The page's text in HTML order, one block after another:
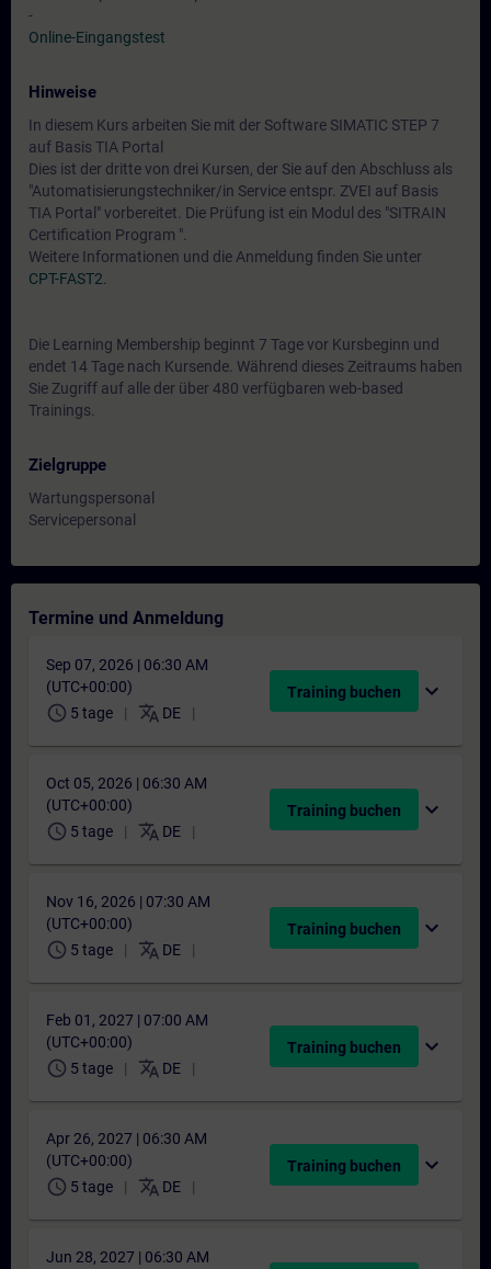
-
Online-Eingangstest
Hinweise
In diesem Kurs arbeiten Sie mit der Software SIMATIC STEP 7
auf Basis TIA Portal
Dies ist der dritte von drei Kursen, der Sie auf den Abschluss als
"Automatisierungstechniker/in Service entspr. ZVEI auf Basis
TIA Portal" vorbereitet. Die Prüfung ist ein Modul des "SITRAIN
Certification Program ".
Weitere Informationen und die Anmeldung finden Sie unter
CPT-FAST2
Die Learning Membership beginnt 7 Tage vor Kursbeginn und
endet 14 Tage nach Kursende. Während dieses Zeitraums haben
Sie Zugriff auf alle der über 480 verfügbaren web-based
Trainings.
Zielgruppe
Wartungspersonal
Servicepersonal
Termine und Anmeldung
Sep 07, 2026 | 06:30 AM
(UTC+00:00)
schedule 5 tage translate DE
Training buchen expand_more
Oct 05, 2026 | 06:30 AM
(UTC+00:00)
schedule 5 tage translate DE
Training buchen expand_more
Nov 16, 2026 | 07:30 AM
(UTC+00:00)
schedule 5 tage translate DE
Training buchen expand_more
Feb 01, 2027 | 07:00 AM
(UTC+00:00)
schedule 5 tage translate DE
Training buchen expand_more
Apr 26, 2027 | 06:30 AM
(UTC+00:00)
schedule 5 tage translate DE
Training buchen expand_more
Jun 28, 2027 | 06:30 AM